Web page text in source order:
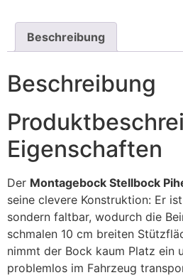
Beschreibung
Beschreibung
Eigenschaften
Der Montagebock Stellbock
seine clevere Konstruktion: Er
sondern faltbar, wodurch die
schmalen 10 cm breiten
nimmt der Bock kaum Platz ein
problemlos im Fahrzeug